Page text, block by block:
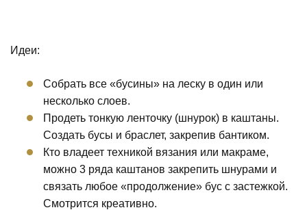
Идеи:
Собрать все «бусины» на леску в один или
несколько слоев.
Продеть тонкую ленточку (шнурок) в каштаны.
Создать бусы и браслет, закрепив бантиком.
Кто владеет техникой вязания или макраме,
можно 3 ряда каштанов закрепить шнурами и
связать любое «продолжение» бус с застежкой.
Смотрится креативно.